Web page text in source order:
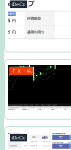
iDeCo
ＦＸ・株
iDeCo